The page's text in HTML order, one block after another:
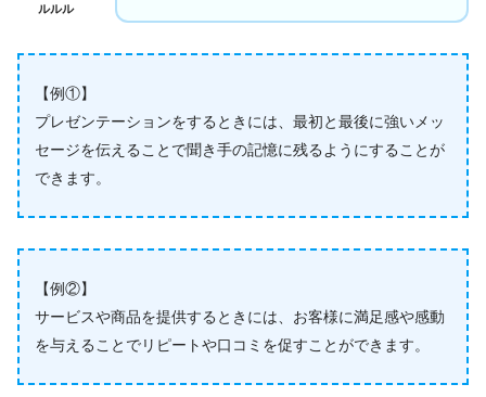
ルルル
【例①】
プレゼンテーションをするときには、最初と最後に強いメッ
セージを伝えることで聞き手の記憶に残るようにすることが
できます。
【例②】
サービスや商品を提供するときには、お客様に満足感や感動
を与えることでリピートや口コミを促すことができます。